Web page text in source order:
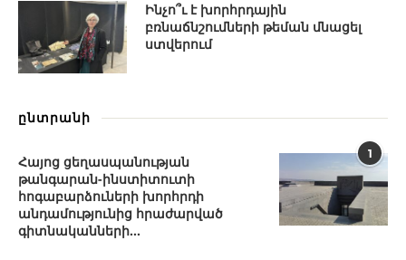
Ինչո՞ւ է խորհրդային
բռնաճնշումների թեման մնացել
ստվերում
ընտրանի
1
Հայոց ցեղասպանության
թանգարան-ինստիտուտի
հոգաբարձուների խորհրդի
անդամությունից հրաժարված
գիտնականների...